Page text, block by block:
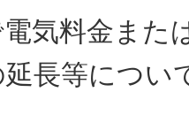
気料金また
長等につい